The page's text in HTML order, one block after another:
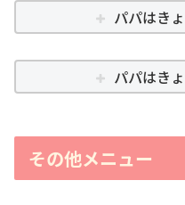
パパはき
パパはき
その他メニュー